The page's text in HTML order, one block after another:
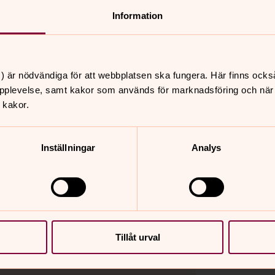
Information
är nödvändiga för att webbplatsen ska fungera. Här finns
samt kakor som används för marknadsföring och
Inställningar Analys
Tillåt urval